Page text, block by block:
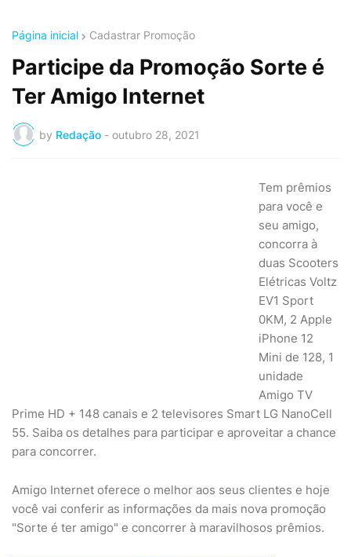
Página inicial Cadastrar Promoção
Participe da Promoção Sorte é
Ter Amigo Internet
by Redação - outubro 28, 2021
Tem prêmios
para você e
seu amigo,
concorra à
duas Scooters
Elétricas Voltz
EV1 Sport
0KM, 2 Apple
iPhone 12
Mini de 128, 1
unidade
Amigo TV
Prime HD + 148 canais e 2 televisores Smart LG NanoCell
55. Saiba os detalhes para participar e aproveitar a chance
para concorrer.
Amigo Internet oferece o melhor aos seus clientes e hoje
você vai conferir as informações da mais nova promoção
"Sorte é ter amigo" e concorrer à maravilhosos prêmios.